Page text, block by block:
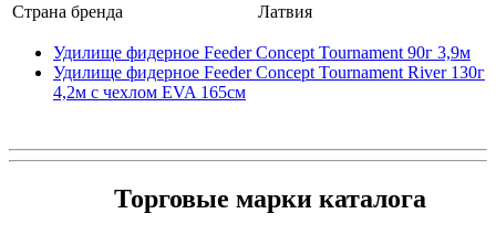
Страна бренда
Латвия
Удилище фидерное Feeder Concept Tournament 90г 3,9м
Удилище фидерное Feeder Concept Tournament River 130г
4,2м с чехлом EVA 165см
Торговые марки каталога